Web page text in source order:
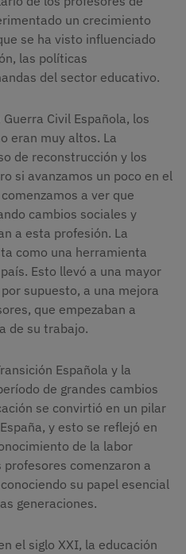
un crecimiento
se ha visto influenciado
las políticas
del sector educativo.
Civil Española, los
eran muy altos. La
de reconstrucción y los
si avanzamos un poco en el
a ver que
cambios sociales y
a esta profesión. La
como una herramienta
Esto llevó a una mayor
supuesto, a una mejora
que empezaban a
de su trabajo.
Española y la
de grandes cambios
se convirtió en un pilar
y esto se reflejó en
de la labor
comenzaron a
su papel esencial
generaciones.
el siglo XXI, la educación